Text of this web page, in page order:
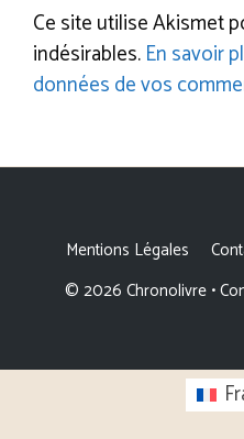
Ce site utilise Akismet
indésirables.En savoir
données de vos
Mentions Légales
© 2026 Chronolivre •